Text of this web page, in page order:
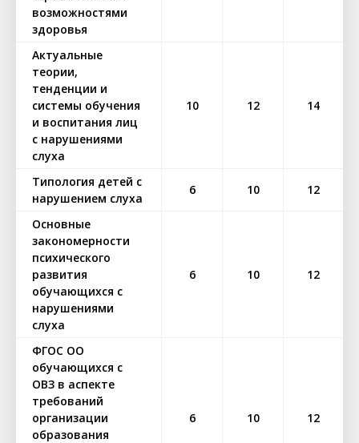
возможностями
здоровья
Актуальные
теории,
тенденции и
системы обучения
и воспитания лиц
с нарушениями
слуха
10 12 14
Типология детей с
нарушением слуха
6 10 12
Основные
закономерности
психического
развития
обучающихся с
нарушениями
слуха
6 10 12
ФГОС ОО
обучающихся с
ОВЗ в аспекте
требований
организации
образования
6 10 12